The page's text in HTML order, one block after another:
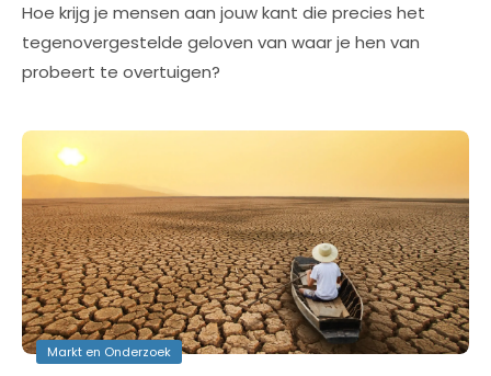
Hoe krijg je mensen aan jouw kant die precies het
tegenovergestelde geloven van waar je hen van
probeert te overtuigen?
Markt en Onderzoek